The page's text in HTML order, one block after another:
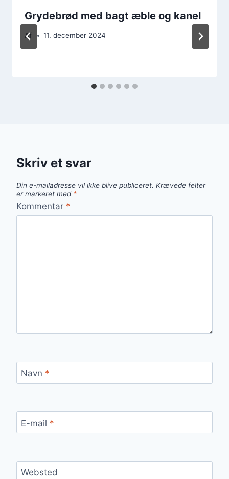
Grydebrød med bagt æble og kanel
Af 11. december 2024
Skriv et svar
Din e-mailadresse vil ikke blive publiceret. Krævede felter
er markeret med *
Kommentar *
Navn *
E-mail *
Websted